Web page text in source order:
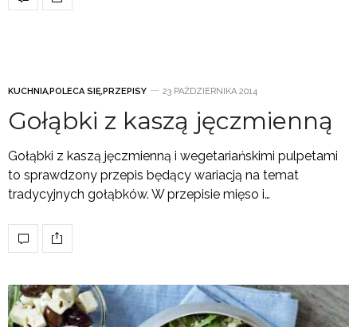
KUCHNIA,POLECA SIĘ,PRZEPISY 23 PAŹDZIERNIKA 2014
Gołąbki z kaszą jęczmienną
Gołąbki z kaszą jęczmienną i wegetariańskimi pulpetami
to sprawdzony przepis będący wariacją na temat
tradycyjnych gołąbków. W przepisie mięso i…